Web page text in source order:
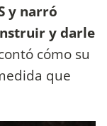
y narró
y darle
cómo su
que